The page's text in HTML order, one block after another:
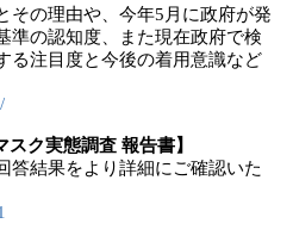
の理由や、今年5月に政府が発
準の認知度、また現在政府で検
る注目度と今後の着用意識など
ク実態調査 報告書】
答結果をより詳細にご確認いた